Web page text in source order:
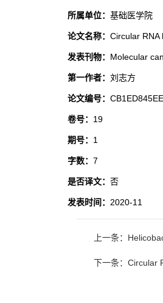
所属单位： 基础医学院
论文名称： Circular
发表刊物： Molecular
第一作者： 刘志方
论文编号：
卷号： 19
期号： 1
字数： 7
是否译文： 否
发表时间： 2020-11
上一条：
下一条：Circular